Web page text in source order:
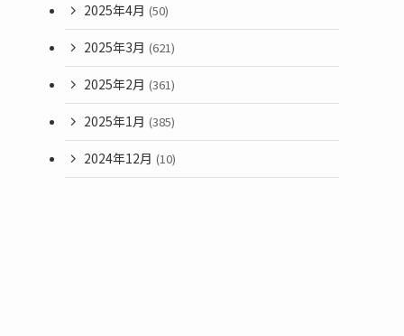
2025年4月 (50)
2025年3月 (621)
2025年2月 (361)
2025年1月 (385)
2024年12月 (10)